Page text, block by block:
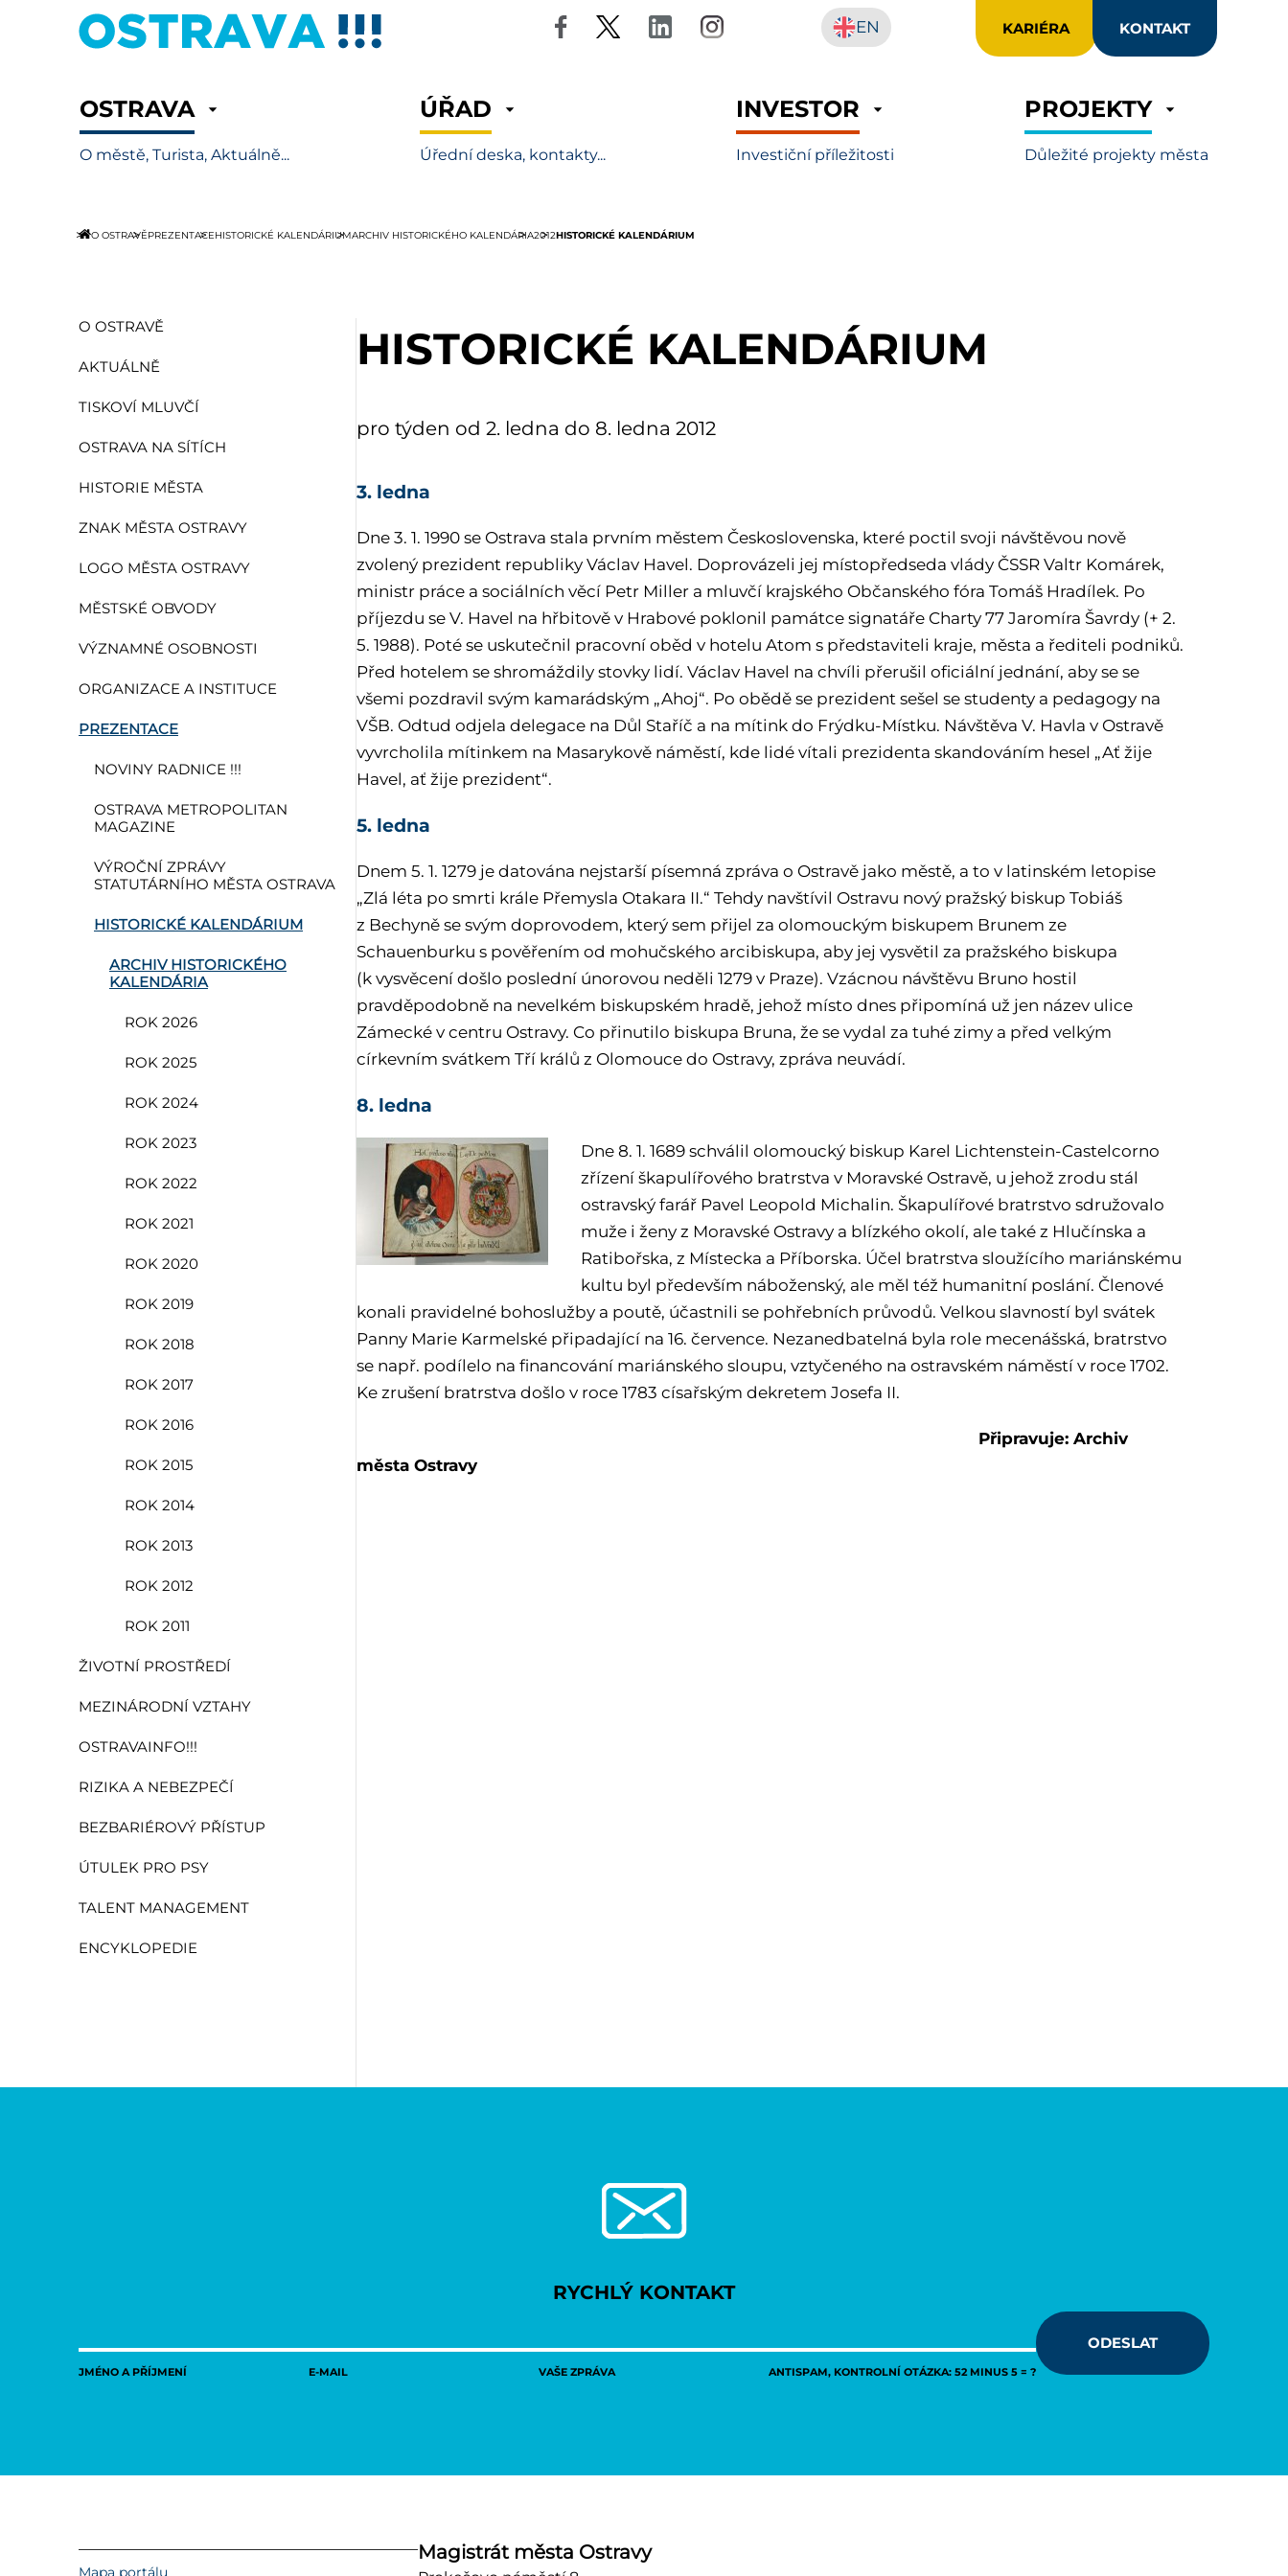
KARIÉRA KONTAKT
EN
OSTRAVA
O městě, Turista, Aktuálně...
ÚŘAD
Úřední deska, kontakty...
INVESTOR
Investiční příležitosti
PROJEKTY
Důležité projekty města
O OSTRAVĚPREZENTACEHISTORICKÉ KALENDÁRIUMARCHIV HISTORICKÉHO KALENDÁRIA2012HISTORICKÉ KALENDÁRIUM
O OSTRAVĚ
AKTUÁLNĚ
TISKOVÍ MLUVČÍ
OSTRAVA NA SÍTÍCH
HISTORIE MĚSTA
ZNAK MĚSTA OSTRAVY
LOGO MĚSTA OSTRAVY
MĚSTSKÉ OBVODY
VÝZNAMNÉ OSOBNOSTI
ORGANIZACE A INSTITUCE
PREZENTACE
NOVINY RADNICE !!!
OSTRAVA METROPOLITAN
MAGAZINE
VÝROČNÍ ZPRÁVY
STATUTÁRNÍHO MĚSTA OSTRAVA
HISTORICKÉ KALENDÁRIUM
ARCHIV HISTORICKÉHO
KALENDÁRIA
ROK 2026
ROK 2025
ROK 2024
ROK 2023
ROK 2022
ROK 2021
ROK 2020
ROK 2019
ROK 2018
ROK 2017
ROK 2016
ROK 2015
ROK 2014
ROK 2013
ROK 2012
ROK 2011
ŽIVOTNÍ PROSTŘEDÍ
MEZINÁRODNÍ VZTAHY
OSTRAVAINFO!!!
RIZIKA A NEBEZPEČÍ
BEZBARIÉROVÝ PŘÍSTUP
ÚTULEK PRO PSY
TALENT MANAGEMENT
ENCYKLOPEDIE
HISTORICKÉ KALENDÁRIUM
pro týden od 2. ledna do 8. ledna 2012
3. ledna
Dne 3. 1. 1990 se Ostrava stala prvním městem Československa, které poctil svoji návštěvou nově
zvolený prezident republiky Václav Havel. Doprovázeli jej místopředseda vlády ČSSR Valtr Komárek,
ministr práce a sociálních věcí Petr Miller a mluvčí krajského Občanského fóra Tomáš Hradílek. Po
příjezdu se V. Havel na hřbitově v Hrabové poklonil památce signatáře Charty 77 Jaromíra Šavrdy (+ 2.
5. 1988). Poté se uskutečnil pracovní oběd v hotelu Atom s představiteli kraje, města a řediteli podniků.
Před hotelem se shromáždily stovky lidí. Václav Havel na chvíli přerušil oficiální jednání, aby se se
všemi pozdravil svým kamarádským „Ahoj“. Po obědě se prezident sešel se studenty a pedagogy na
VŠB. Odtud odjela delegace na Důl Staříč a na mítink do Frýdku-Místku. Návštěva V. Havla v Ostravě
vyvrcholila mítinkem na Masarykově náměstí, kde lidé vítali prezidenta skandováním hesel „Ať žije
Havel, ať žije prezident“.
5. ledna
Dnem 5. 1. 1279 je datována nejstarší písemná zpráva o Ostravě jako městě, a to v latinském letopise
„Zlá léta po smrti krále Přemysla Otakara II.“ Tehdy navštívil Ostravu nový pražský biskup Tobiáš
z Bechyně se svým doprovodem, který sem přijel za olomouckým biskupem Brunem ze
Schauenburku s pověřením od mohučského arcibiskupa, aby jej vysvětil za pražského biskupa
(k vysvěcení došlo poslední únorovou neděli 1279 v Praze). Vzácnou návštěvu Bruno hostil
pravděpodobně na nevelkém biskupském hradě, jehož místo dnes připomíná už jen název ulice
Zámecké v centru Ostravy. Co přinutilo biskupa Bruna, že se vydal za tuhé zimy a před velkým
církevním svátkem Tří králů z Olomouce do Ostravy, zpráva neuvádí.
8. ledna
Dne 8. 1. 1689 schválil olomoucký biskup Karel Lichtenstein-Castelcorno
zřízení škapulířového bratrstva v Moravské Ostravě, u jehož zrodu stál
ostravský farář Pavel Leopold Michalin. Škapulířové bratrstvo sdružovalo
muže i ženy z Moravské Ostravy a blízkého okolí, ale také z Hlučínska a
Ratibořska, z Místecka a Příborska. Účel bratrstva sloužícího mariánskému
kultu byl především náboženský, ale měl též humanitní poslání. Členové
konali pravidelné bohoslužby a poutě, účastnili se pohřebních průvodů. Velkou slavností byl svátek
Panny Marie Karmelské připadající na 16. července. Nezanedbatelná byla role mecenášská, bratrstvo
se např. podílelo na financování mariánského sloupu, vztyčeného na ostravském náměstí v roce 1702.
Ke zrušení bratrstva došlo v roce 1783 císařským dekretem Josefa II.
Připravuje: Archiv
města Ostravy
RYCHLÝ KONTAKT
JMÉNO A PŘÍJMENÍ E-MAIL VAŠE ZPRÁVA ANTISPAM, KONTROLNÍ OTÁZKA: 52 MINUS 5 = ?
ODESLAT
Magistrát města Ostravy